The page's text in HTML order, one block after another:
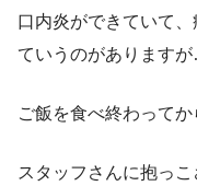
口内炎ができていて
ていうのがあります
ご飯を食べ終わってか
スタッフさんに抱っ